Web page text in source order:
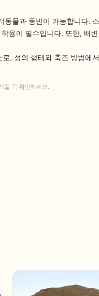
물과 동반이 가능합니다.
용이 필수입니다. 또한, 배
, 성의 형태와 축조 방법
을 꼭 확인하세요.